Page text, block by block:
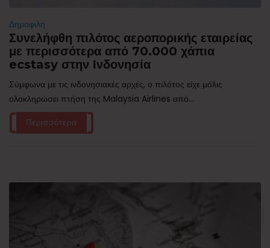
Δημοφιλή
Συνελήφθη πιλότος αεροπορικής εταιρείας
με περισσότερα από 70.000 χάπια
ecstasy στην Ινδονησία
Σύμφωνα με τις ινδονησιακές αρχές, ο πιλότος είχε μόλις
ολοκληρώσει πτήση της Malaysia Airlines από...
Περισσότερα